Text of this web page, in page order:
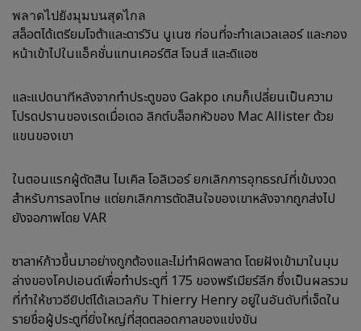
พลาดไปยังมุมบนสุดไกล
สล็อตได้เตรียมโจต้าและดาร์วิน นูเนซ ก่อนที่จะทำเลเวลเลอร์ และกอง
หน้าเข้าไปในแอ็คชั่นแทนเคอร์ติส โจนส์ และดิแอซ
และแปดนาทีหลังจากทำประตูของ Gakpo เกมก็เปลี่ยนเป็นความ
โปรดปรานของเรดเมื่อเดอ ลิกต์บล็อกหัวของ Mac Allister ด้วย
แขนของเขา
ในตอนแรกผู้ตัดสิน ไมเคิล โอลิเวอร์ ยกเลิกการอุทธรณ์ที่เข้มงวด
สำหรับการลงโทษ แต่ยกเลิกการตัดสินใจของเขาหลังจากถูกส่งไป
ยังจอภาพโดย VAR
ซาลาห์ก้าวขึ้นมาอย่างถูกต้องและไม่ทำผิดพลาด โดยฝังเข้ามาในมุม
ล่างของโคปเอนด์เพื่อทำประตูที่ 175 ของพรีเมียร์ลีก ซึ่งเป็นผลรวม
ที่ทำให้ชาวอียิปต์ได้เลเวลกับ Thierry Henry อยู่ในอันดับที่เจ็ดใน
รายชื่อผู้ประตูที่ยิ่งใหญ่ที่สุดตลอดกาลของแข่งขัน